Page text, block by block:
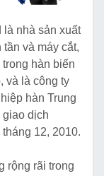
nhà sản xuất
và máy cắt,
hàn biến
và là công ty
hàn Trung
dịch
12, 2010.
rộng rãi trong